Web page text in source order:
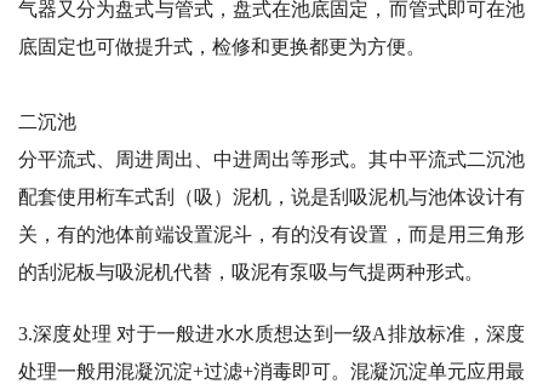
气器又分为盘式与管式，盘式在池底固定，而管式即可在池
底固定也可做提升式，检修和更换都更为方便。
二沉池
分平流式、周进周出、中进周出等形式。其中平流式二沉池
配套使用桁车式刮（吸）泥机，说是刮吸泥机与池体设计有
关，有的池体前端设置泥斗，有的没有设置，而是用三角形
的刮泥板与吸泥机代替，吸泥有泵吸与气提两种形式。
3.深度处理 对于一般进水水质想达到一级A排放标准，深度
处理一般用混凝沉淀+过滤+消毒即可。混凝沉淀单元应用最